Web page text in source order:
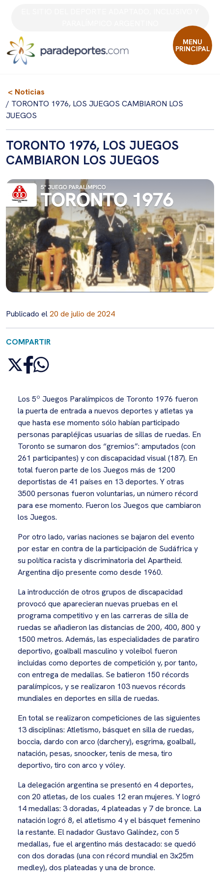
MENU
PRINCIPAL
< Noticias
/ TORONTO 1976, LOS JUEGOS CAMBIARON LOS
JUEGOS
TORONTO 1976, LOS JUEGOS
CAMBIARON LOS JUEGOS
Publicado el20 de julio de 2024
COMPARTIR
Los 5º Juegos Paralímpicos de Toronto 1976 fueron
la puerta de entrada a nuevos deportes y atletas ya
que hasta ese momento sólo habían participado
personas parapléjicas usuarias de sillas de ruedas. En
Toronto se sumaron dos “gremios”: amputados (con
261 participantes) y con discapacidad visual (187). En
total fueron parte de los Juegos más de 1200
deportistas de 41 países en 13 deportes. Y otras
3500 personas fueron voluntarias, un número récord
para ese momento. Fueron los Juegos que cambiaron
los Juegos.
Por otro lado, varias naciones se bajaron del evento
por estar en contra de la participación de Sudáfrica y
su política racista y discriminatoria del Apartheid.
Argentina dijo presente como desde 1960.
La introducción de otros grupos de discapacidad
provocó que aparecieran nuevas pruebas en el
programa competitivo y en las carreras de silla de
ruedas se añadieron las distancias de 200, 400, 800 y
1500 metros. Además, las especialidades de paratiro
deportivo, goalball masculino y voleibol fueron
incluidas como deportes de competición y, por tanto,
con entrega de medallas. Se batieron 150 récords
paralímpicos, y se realizaron 103 nuevos récords
mundiales en deportes en silla de ruedas.
En total se realizaron competiciones de las siguientes
13 disciplinas: Atletismo, básquet en silla de ruedas,
boccia, dardo con arco (darchery), esgrima, goalball,
natación, pesas, snoocker, tenis de mesa, tiro
deportivo, tiro con arco y vóley.
La delegación argentina se presentó en 4 deportes,
con 20 atletas, de los cuales 12 eran mujeres. Y logró
14 medallas: 3 doradas, 4 plateadas y 7 de bronce. La
natación logró 8, el atletismo 4 y el básquet femenino
la restante. El nadador Gustavo Galíndez, con 5
medallas, fue el argentino más destacado: se quedó
con dos doradas (una con récord mundial en 3x25m
medley), dos plateadas y una de bronce.